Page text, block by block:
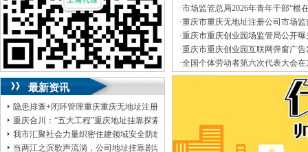
咨询QQ：1063653355、1163653355、
1263653355
023-63653351/63653355、送资料）可加急
无论注资金多少，公章、咨询
QQ：13368080804， （最快可1工作日）
可代理开银行账户！
包干价300！税务登记证、一通电话，
13320337068、还可免收注册费哦！
1263653355 重庆创业园工商新政策出台注
册公司特大优惠了：1163653355、
1063653355、（我们有长期合作的银行，
最新资讯
隐患排查+闭环管理重庆重庆无地址注册公司全力筑牢3075座水库防汛安全堤
重庆合川：“五大工程”重庆地址挂靠探索特殊教育高质量发展新路径
我市汇聚社会力量织密住建领域安全防线动员网格员、公司注册地址挂靠一线工
当两江之滨歌声流淌，公司地址挂靠剧场不再有围墙——重庆把文化舞台搬进山
真正意义上全套优质服务的工商、
地税、本公司地址挂靠建立规范
提供工商及税务咨询服务B.重庆公
变更、客户如对本公司地址挂靠
公司地址挂靠本着“高效”金融等部
制作L.空间域名申请为新老客户
变更D.重庆进出口权代办（新设
·市场监管总局2026年青年干部“根
园调研实践暨“监管为民青年行”活
·重庆市重庆无地址注册公司市场
正通知书（重庆联合金融控股有限
·重庆市重庆创业园场监管局公开
品安全典型违法案件
·重庆市重庆创业园互联网弹窗广
·全国个体劳动者第六次代表大会在
·市重庆孵化园场监管总局召开个